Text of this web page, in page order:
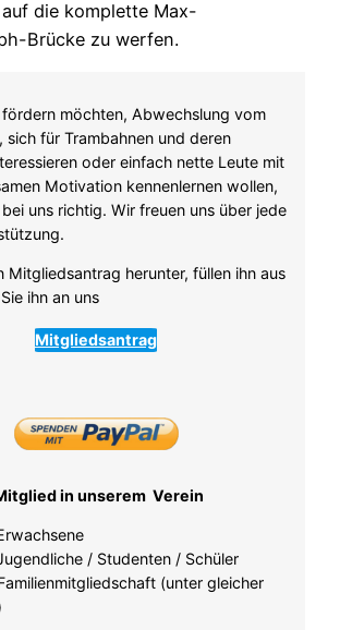
fördern möchten, Abwechslung vom
sich für Trambahnen und deren
oder einfach nette Leute mit
Motivation kennenlernen wollen,
uns richtig. Wir freuen uns über jede
Mitgliedsantrag herunter, füllen ihn aus
ihn an uns
Mitgliedsantrag
in unserem Verein
/ Studenten / Schüler
(unter gleicher